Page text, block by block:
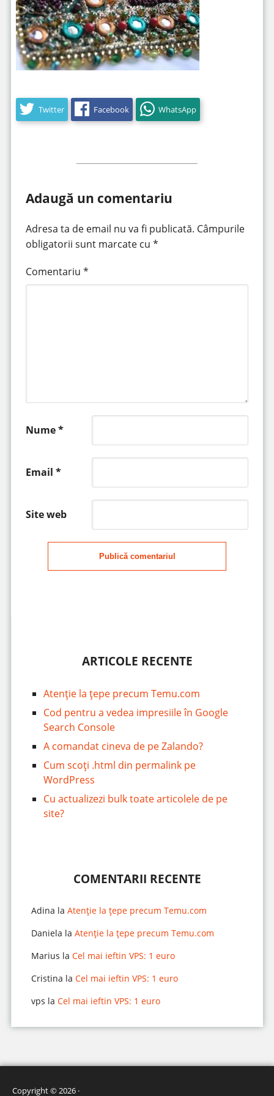
Twitter Facebook WhatsApp
Adaugă un comentariu
Adresa ta de email nu va fi publicată. Câmpurile
obligatorii sunt marcate cu *
Comentariu *
Nume*
Email *
Site web
Publică comentariul
ARTICOLE RECENTE
Atenție la țepe precum Temu.com
Cod pentru a vedea impresiile în Google
Search Console
A comandat cineva de pe Zalando?
Cum scoți .html din permalink pe
WordPress
Cu actualizezi bulk toate articolele de pe
site?
COMENTARII RECENTE
Adina la Atenție la țepe precum Temu.com
Daniela la Atenție la țepe precum Temu.com
Marius la Cel mai ieftin VPS: 1 euro
Cristina la Cel mai ieftin VPS: 1 euro
vps la Cel mai ieftin VPS: 1 euro
Copyright © 2026 ·